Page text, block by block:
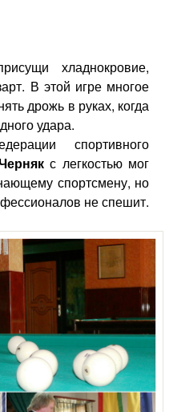
хладнокровие,
В этой игре многое
дрожь в руках, когда
удара.
спортивного
с легкостью мог
спортсмену, но
не спешит.